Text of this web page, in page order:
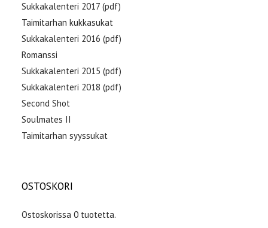
Sukkakalenteri 2017 (pdf)
Taimitarhan kukkasukat
Sukkakalenteri 2016 (pdf)
Romanssi
Sukkakalenteri 2015 (pdf)
Sukkakalenteri 2018 (pdf)
Second Shot
Soulmates II
Taimitarhan syyssukat
OSTOSKORI
Ostoskorissa 0 tuotetta.